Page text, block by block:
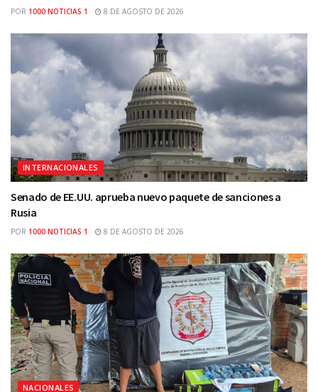
POR 1000 NOTICIAS 1 8 DE AGOSTO DE 2026
INTERNACIONALES
Senado de EE.UU. aprueba nuevo paquete de sanciones a
Rusia
POR 1000 NOTICIAS 1 8 DE AGOSTO DE 2026
NACIONALES